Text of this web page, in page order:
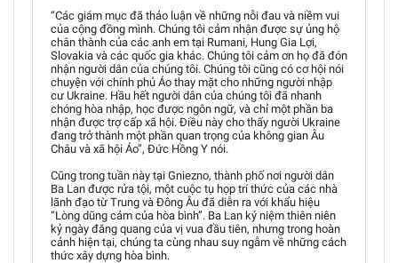
“Các giám mục đã thảo luận về những nỗi đau và niềm vui
của cộng đồng mình. Chúng tôi cảm nhận được sự ủng hộ
chân thành của các anh em tại Rumani, Hung Gia Lợi,
Slovakia và các quốc gia khác. Chúng tôi cảm ơn họ đã đón
nhận người dân của chúng tôi. Chúng tôi cũng có cơ hội nói
chuyện với chính phủ Áo thay mặt cho những người nhập
cư Ukraine. Hầu hết người dân của chúng tôi đã nhanh
chóng hòa nhập, học được ngôn ngữ, và chỉ một phần ba
nhận được trợ cấp xã hội. Điều này cho thấy người Ukraine
đang trở thành một phần quan trọng của không gian Âu
Châu và xã hội Áo”, Đức Hồng Y nói.
Cũng trong tuần này tại Gniezno, thành phố nơi người dân
Ba Lan được rửa tội, một cuộc tụ họp trí thức của các nhà
lãnh đạo từ Trung và Đông Âu đã diễn ra với khẩu hiệu
“Lòng dũng cảm của hòa bình”. Ba Lan kỷ niệm thiên niên
kỷ ngày đăng quang của vị vua đầu tiên, nhưng trong hoàn
cảnh hiện tại, chúng ta cùng nhau suy ngẫm về những cách
thức xây dựng hòa bình.